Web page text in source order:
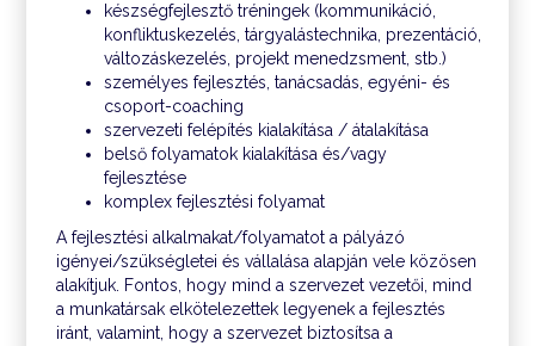
készségfejlesztő tréningek (kommunikáció,
konfliktuskezelés, tárgyalástechnika, prezentáció,
változáskezelés, projekt menedzsment, stb.)
személyes fejlesztés, tanácsadás, egyéni- és
csoport-coaching
szervezeti felépítés kialakítása / átalakítása
belső folyamatok kialakítása és/vagy
fejlesztése
komplex fejlesztési folyamat
A fejlesztési alkalmakat/folyamatot a pályázó
igényei/szükségletei és vállalása alapján vele közösen
alakítjuk. Fontos, hogy mind a szervezet vezetői, mind
a munkatársak elkötelezettek legyenek a fejlesztés
iránt, valamint, hogy a szervezet biztosítsa a